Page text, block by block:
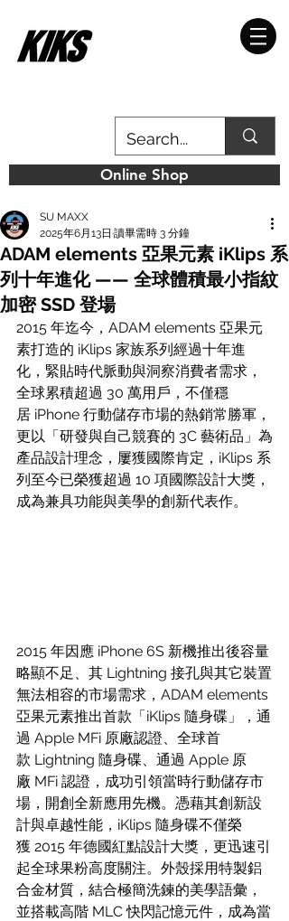
Online Shop
ADAM elements 亞果元素 iKlips 系
列十年進化 —— 全球體積最小指紋
加密 SSD 登場
SU MAXX
2025年6月13日 讀畢需時 3 分鐘
2015 年迄今，ADAM elements 亞果元
素打造的 iKlips 家族系列經過十年進
化，緊貼時代脈動與洞察消費者需求，
全球累積超過 30 萬用戶，不僅穩
居 iPhone 行動儲存市場的熱銷常勝軍，
更以「研發與自己競賽的 3C 藝術品」為
產品設計理念，屢獲國際肯定，iKlips 系
列至今已榮獲超過 10 項國際設計大獎，
成為兼具功能與美學的創新代表作。
2015 年因應 iPhone 6S 新機推出後容量
略顯不足、其 Lightning 接孔與其它裝置
無法相容的市場需求，ADAM elements
亞果元素推出首款「iKlips 隨身碟」，通
過 Apple MFi 原廠認證、全球首
款 Lightning 隨身碟、通過 Apple 原
廠 MFi 認證，成功引領當時行動儲存市
場，開創全新應用先機。憑藉其創新設
計與卓越性能，iKlips 隨身碟不僅榮
獲 2015 年德國紅點設計大獎，更迅速引
起全球果粉高度關注。外殼採用特製鋁
合金材質，結合極簡洗鍊的美學語彙，
並搭載高階 MLC 快閃記憶元件，成為當